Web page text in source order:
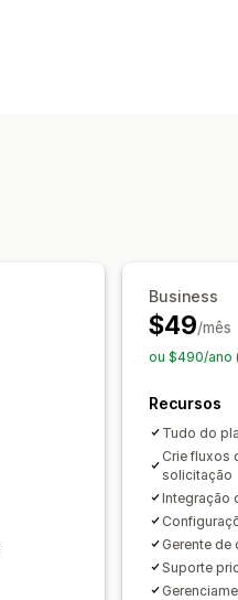
Business
$49/mês
ou $490/ano
Recursos
Tudo do
Crie fluxos
solicitação
Integração
Gerente
Suporte